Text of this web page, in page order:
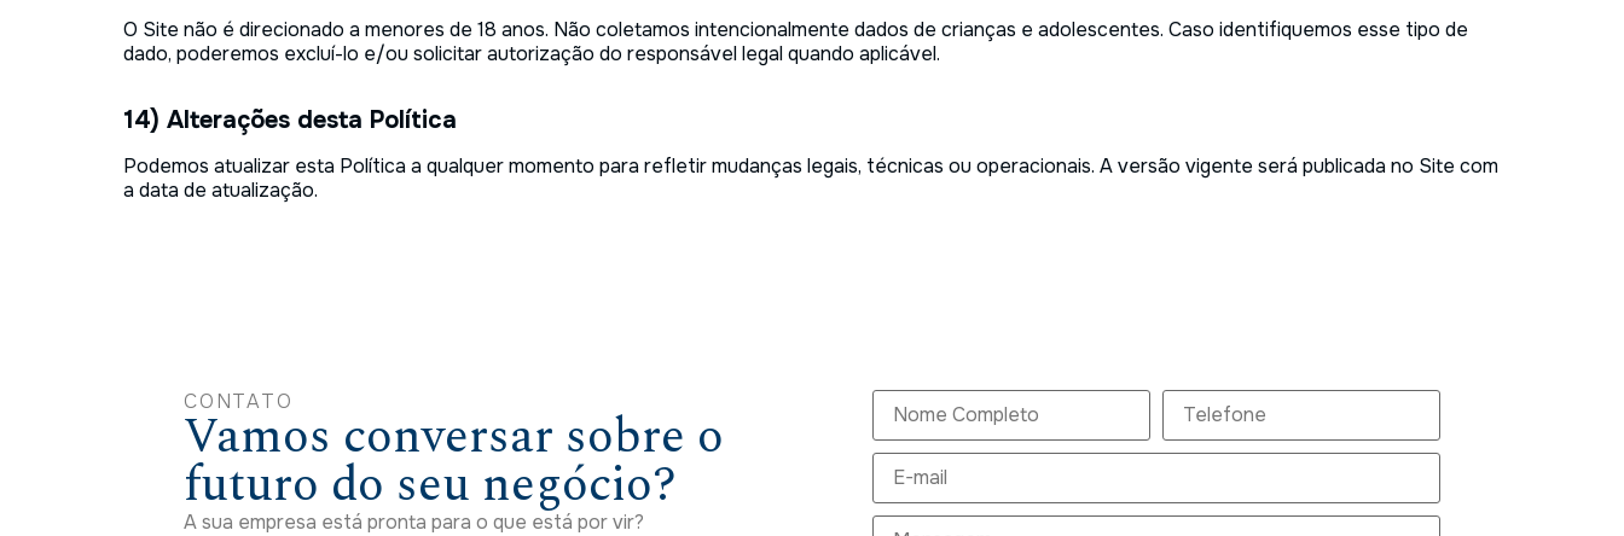
O Site não é direcionado a menores de 18 anos. Não coletamos intencionalmente dados de crianças e adolescentes. Caso identifiquemos esse tipo de
dado, poderemos excluí-lo e/ou solicitar autorização do responsável legal quando aplicável.
14) Alterações desta Política
Podemos atualizar esta Política a qualquer momento para refletir mudanças legais, técnicas ou operacionais. A versão vigente será publicada no Site com
a data de atualização.
CONTATO
Vamos conversar sobre o
futuro do seu negócio?
A sua empresa está pronta para o que está por vir?